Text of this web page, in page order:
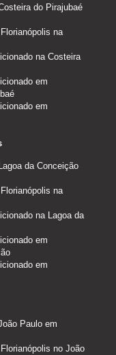
do Pirajubaé
na
na Costeira
em
em
da Conceição
na
na Lagoa da
em
em
Paulo em
no João